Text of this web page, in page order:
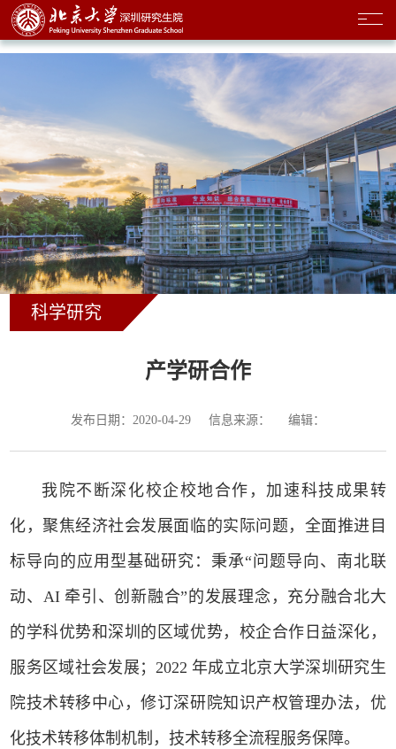
科学研究
产学研合作
发布日期： 2020-04-29 信息来源： 编辑：
我院不断深化校企校地合作，加速科技成果转
化，聚焦经济社会发展面临的实际问题，全面推进目
标导向的应用型基础研究：秉承“问题导向、南北联
动、AI 牵引、创新融合”的发展理念，充分融合北大
的学科优势和深圳的区域优势，校企合作日益深化，
服务区域社会发展；2022 年成立北京大学深圳研究生
院技术转移中心，修订深研院知识产权管理办法，优
化技术转移体制机制，技术转移全流程服务保障。